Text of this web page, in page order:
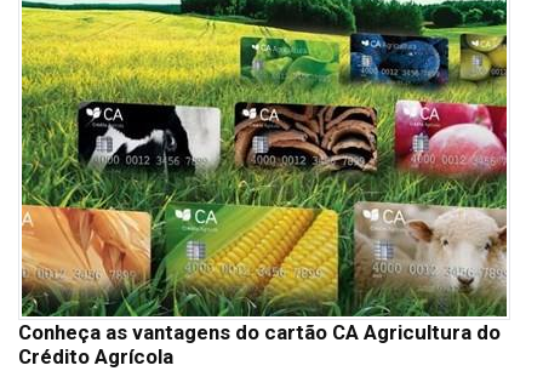
Conheça as vantagens do cartão CA Agricultura do
Crédito Agrícola